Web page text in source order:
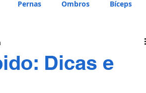
Pernas Ombros Bíceps
Dicas e